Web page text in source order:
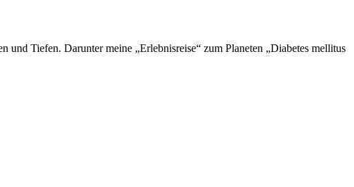
Tiefen. Darunter meine „Erlebnisreise“ zum Planeten „Diabetes mellitus